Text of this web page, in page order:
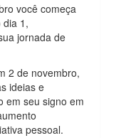
você começa
dia 1,
jornada de
2 de novembro,
ideias e
em seu signo em
pessoal.